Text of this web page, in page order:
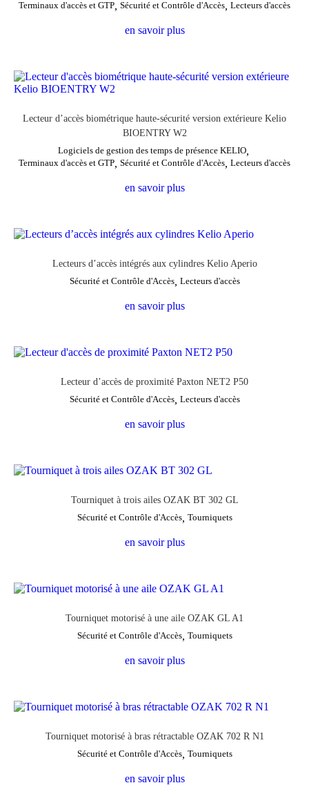
Terminaux d'accès et GTP, Sécurité et Contrôle d'Accès, Lecteurs d'accès
en savoir plus
Lecteur d’accès biométrique haute-sécurité version extérieure Kelio
BIOENTRY W2
Logiciels de gestion des temps de présence KELIO,
Terminaux d'accès et GTP, Sécurité et Contrôle d'Accès, Lecteurs d'accès
en savoir plus
Lecteurs d’accès intégrés aux cylindres Kelio Aperio
Sécurité et Contrôle d'Accès, Lecteurs d'accès
en savoir plus
Lecteur d’accès de proximité Paxton NET2 P50
Sécurité et Contrôle d'Accès, Lecteurs d'accès
en savoir plus
Tourniquet à trois ailes OZAK BT 302 GL
Sécurité et Contrôle d'Accès, Tourniquets
en savoir plus
Tourniquet motorisé à une aile OZAK GL A1
Sécurité et Contrôle d'Accès, Tourniquets
en savoir plus
Tourniquet motorisé à bras rétractable OZAK 702 R N1
Sécurité et Contrôle d'Accès, Tourniquets
en savoir plus